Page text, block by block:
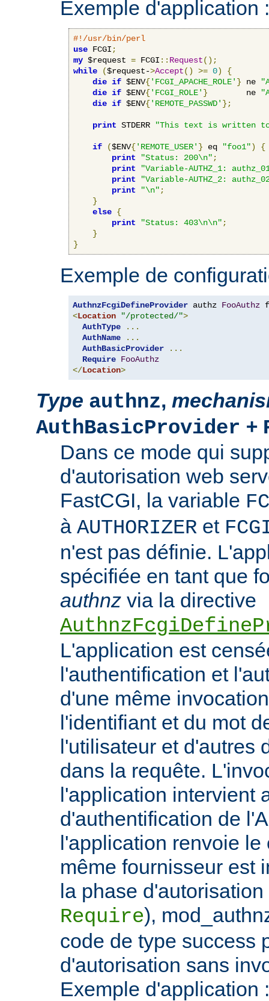
Exemple d'application :
#!/usr/bin/perl
use FCGI ;
my $request = FCGI :: Request();
while
($request->Accept() >= 0)
{
die if $ENV{'FCGI_APACHE_ROLE' } ne
die if $ENV{'FCGI_ROLE' }
        ne
die if $ENV{'REMOTE_PASSWD' };
print STDERR "This text is written
if ($ENV{'REMOTE_USER' } eq "foo1")
{
print
"Status: 200\n" ;
print
"Variable-AUTHZ_1:
print
"Variable-AUTHZ_2:
print
"\n" ;
}
else {
print
"Status: 403\n\n" ;
}
}
Exemple de
AuthnzFcgiDefineProvider authz FooAuthz
<Location "/protected/">
AuthType
...
AuthName
...
AuthBasicProvider
...
Require FooAuthz
</Location>
Type authnz,
AuthBasicProvider +
Dans ce mode qui
d'autorisation web
FastCGI, la variable
à AUTHORIZER et
n'est pas définie.
spécifiée en tant que
authnz via la directive
L'application est
l'authentification et
d'une même
l'identifiant et du mot
l'utilisateur et d'autres
dans la requête.
l'application intervient
d'authentification de
l'application renvoie le
même fournisseur est
la phase
Require),
code de type success
d'autorisation sans
Exemple d'application :